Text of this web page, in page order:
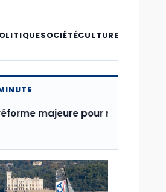
SOCIÉTÉCULTURE
majeure pour moderniser